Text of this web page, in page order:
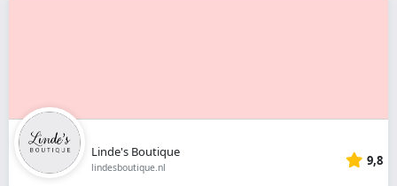
Linde's Boutique
lindesboutique.nl 9,8